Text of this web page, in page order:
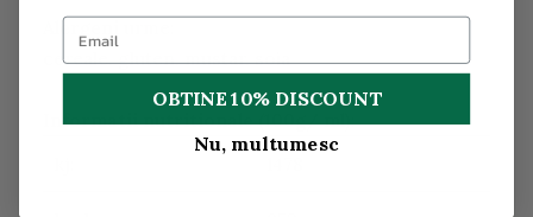
cereale, gluten, mustar, soia
Informatii nutritionale (100g/ ml):
OBTINE 10% DISCOUNT
Nu, multumesc